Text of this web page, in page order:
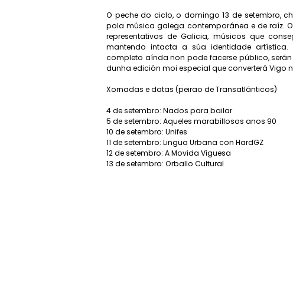
O peche do ciclo, o domingo 13 de setembro,
pola música galega contemporánea e de raíz.
representativos de Galicia, músicos que
mantendo intacta a súa identidade
completo aínda non pode facerse público,
dunha edición moi especial que converterá
Xornadas e datas (peirao de Transatlánticos)
4 de setembro: Nados para bailar
5 de setembro: Aqueles marabillosos anos 90
10 de setembro: Unifes
11 de setembro: Lingua Urbana con HardGZ
12 de setembro: A Movida Viguesa
13 de setembro: Orballo Cultural